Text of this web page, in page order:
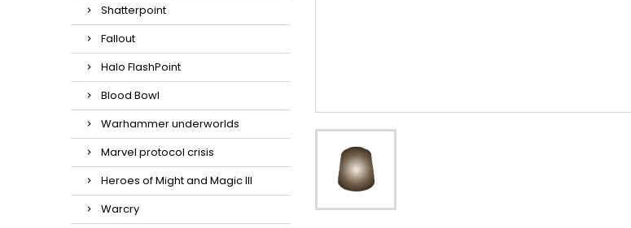
Shatterpoint
Fallout
Halo FlashPoint
Blood Bowl
Warhammer underworlds
Marvel protocol crisis
Heroes of Might and Magic III
Warcry